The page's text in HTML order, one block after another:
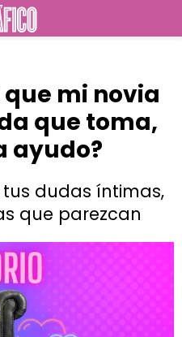
mi novia
que toma,
ayudo?
dudas íntimas,
que parezcan